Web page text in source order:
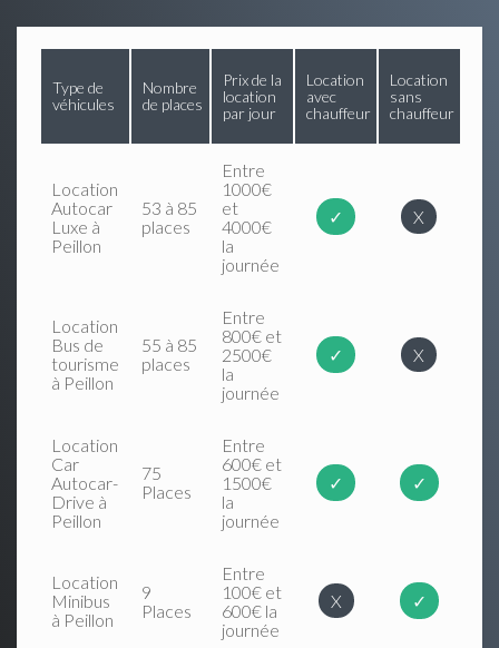
Type de
véhicules
Nombre
de places
Prix de la
location
par jour
Location
avec
chauffeur
Location
sans
chauffeur
Location
Autocar
Luxe à
Peillon
53 à 85
places
Entre
1000€
et
4000€
la
journée
✓ X
Location
Bus de
tourisme
à Peillon
55 à 85
places
Entre
800€ et
2500€
la
journée
✓ X
Location
Car
Autocar-
Drive à
Peillon
75
Places
Entre
600€ et
1500€
la
journée
✓ ✓
Location
Minibus
à Peillon
9
Places
Entre
100€ et
600€ la
journée
X ✓